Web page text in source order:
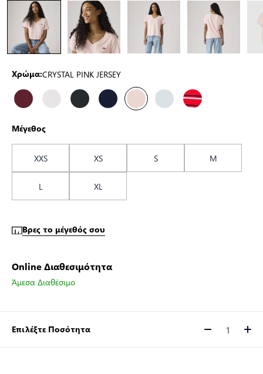
Χρώμα:CRYSTAL PINK JERSEY
Μέγεθος
XXS XS S
M
L
XL
Βρες το μέγεθός σου
Online Διαθεσιμότητα
Άμεσα Διαθέσιμο
Επιλέξτε Ποσότητα Ποσότητα